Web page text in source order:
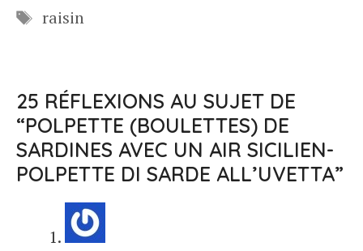
Étiquettes
raisin
25 RÉFLEXIONS AU SUJET DE
“POLPETTE (BOULETTES) DE
SARDINES AVEC UN AIR SICILIEN-
POLPETTE DI SARDE ALL’UVETTA”